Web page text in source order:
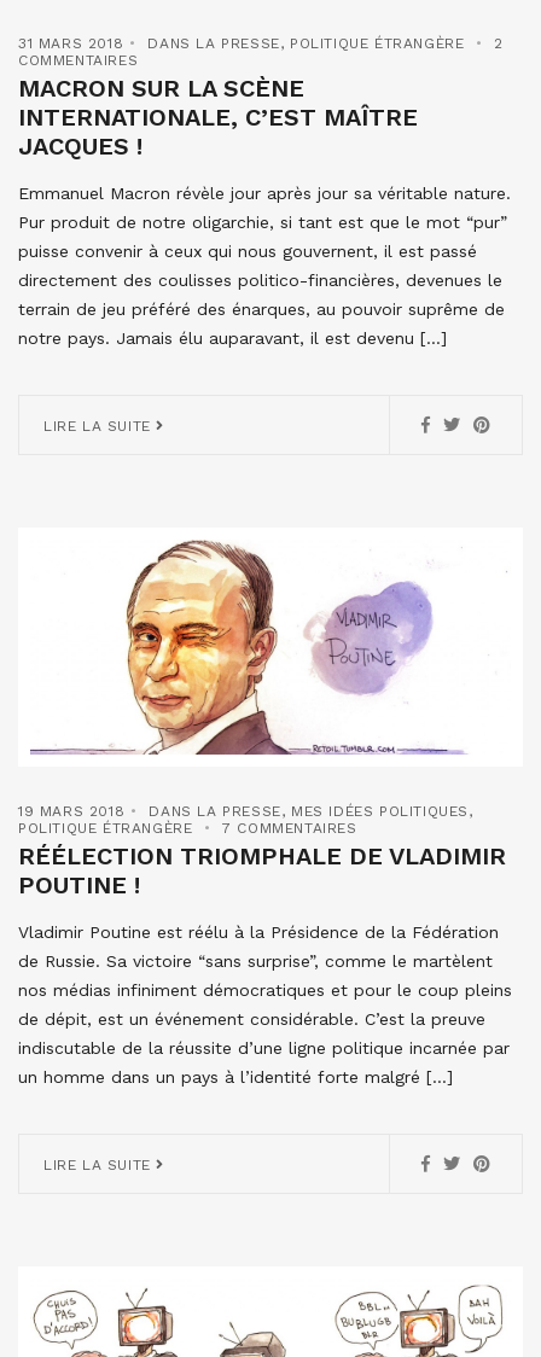
31 MARS 2018 DANS LA PRESSE, POLITIQUE ÉTRANGÈRE
2
COMMENTAIRES
MACRON SUR LA SCÈNE
INTERNATIONALE, C’EST MAÎTRE
JACQUES !
Emmanuel Macron révèle jour après jour sa véritable nature.
Pur produit de notre oligarchie, si tant est que le mot “pur”
puisse convenir à ceux qui nous gouvernent, il est passé
directement des coulisses politico-financières, devenues le
terrain de jeu préféré des énarques, au pouvoir suprême de
notre pays. Jamais élu auparavant, il est devenu […]
LIRE LA SUITE
19 MARS 2018 DANS LA PRESSE, MES IDÉES POLITIQUES ,
POLITIQUE ÉTRANGÈRE
7 COMMENTAIRES
RÉÉLECTION TRIOMPHALE DE VLADIMIR
POUTINE !
Vladimir Poutine est réélu à la Présidence de la Fédération
de Russie. Sa victoire “sans surprise”, comme le martèlent
nos médias infiniment démocratiques et pour le coup pleins
de dépit, est un événement considérable. C’est la preuve
indiscutable de la réussite d’une ligne politique incarnée par
un homme dans un pays à l’identité forte malgré […]
LIRE LA SUITE